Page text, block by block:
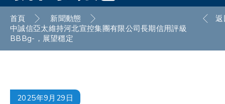
首頁
新聞動態
中誠信亞太維持河北宣控集團有限公司長期信用評級
BBBg-，展望穩定
2025年9月29日